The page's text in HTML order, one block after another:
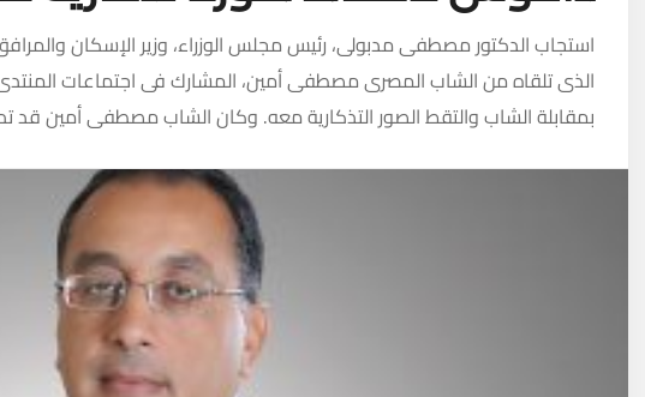
استجاب الدكتور مصطفى مدبولى، رئيس مجلس الوزراء، وزير الإسكان
الذى تلقاه من الشاب المصرى مصطفى أمين، المشارك فى اجتماعات
بمقابلة الشاب والتقط الصور التذكارية معه. وكان الشاب مصطفى أمين قد